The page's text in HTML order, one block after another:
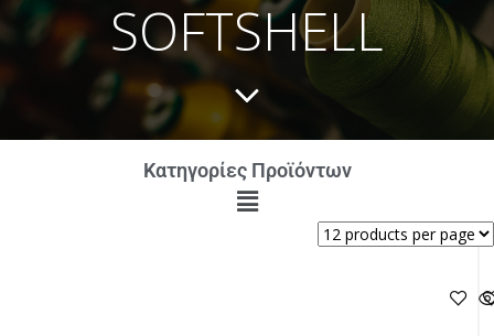
SOFTSHELL
Κατηγορίες Προϊόντων